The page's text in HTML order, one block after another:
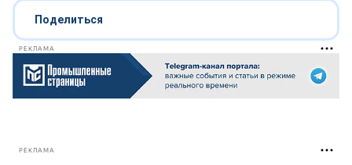
Поделиться
РЕКЛАМА
РЕКЛАМА